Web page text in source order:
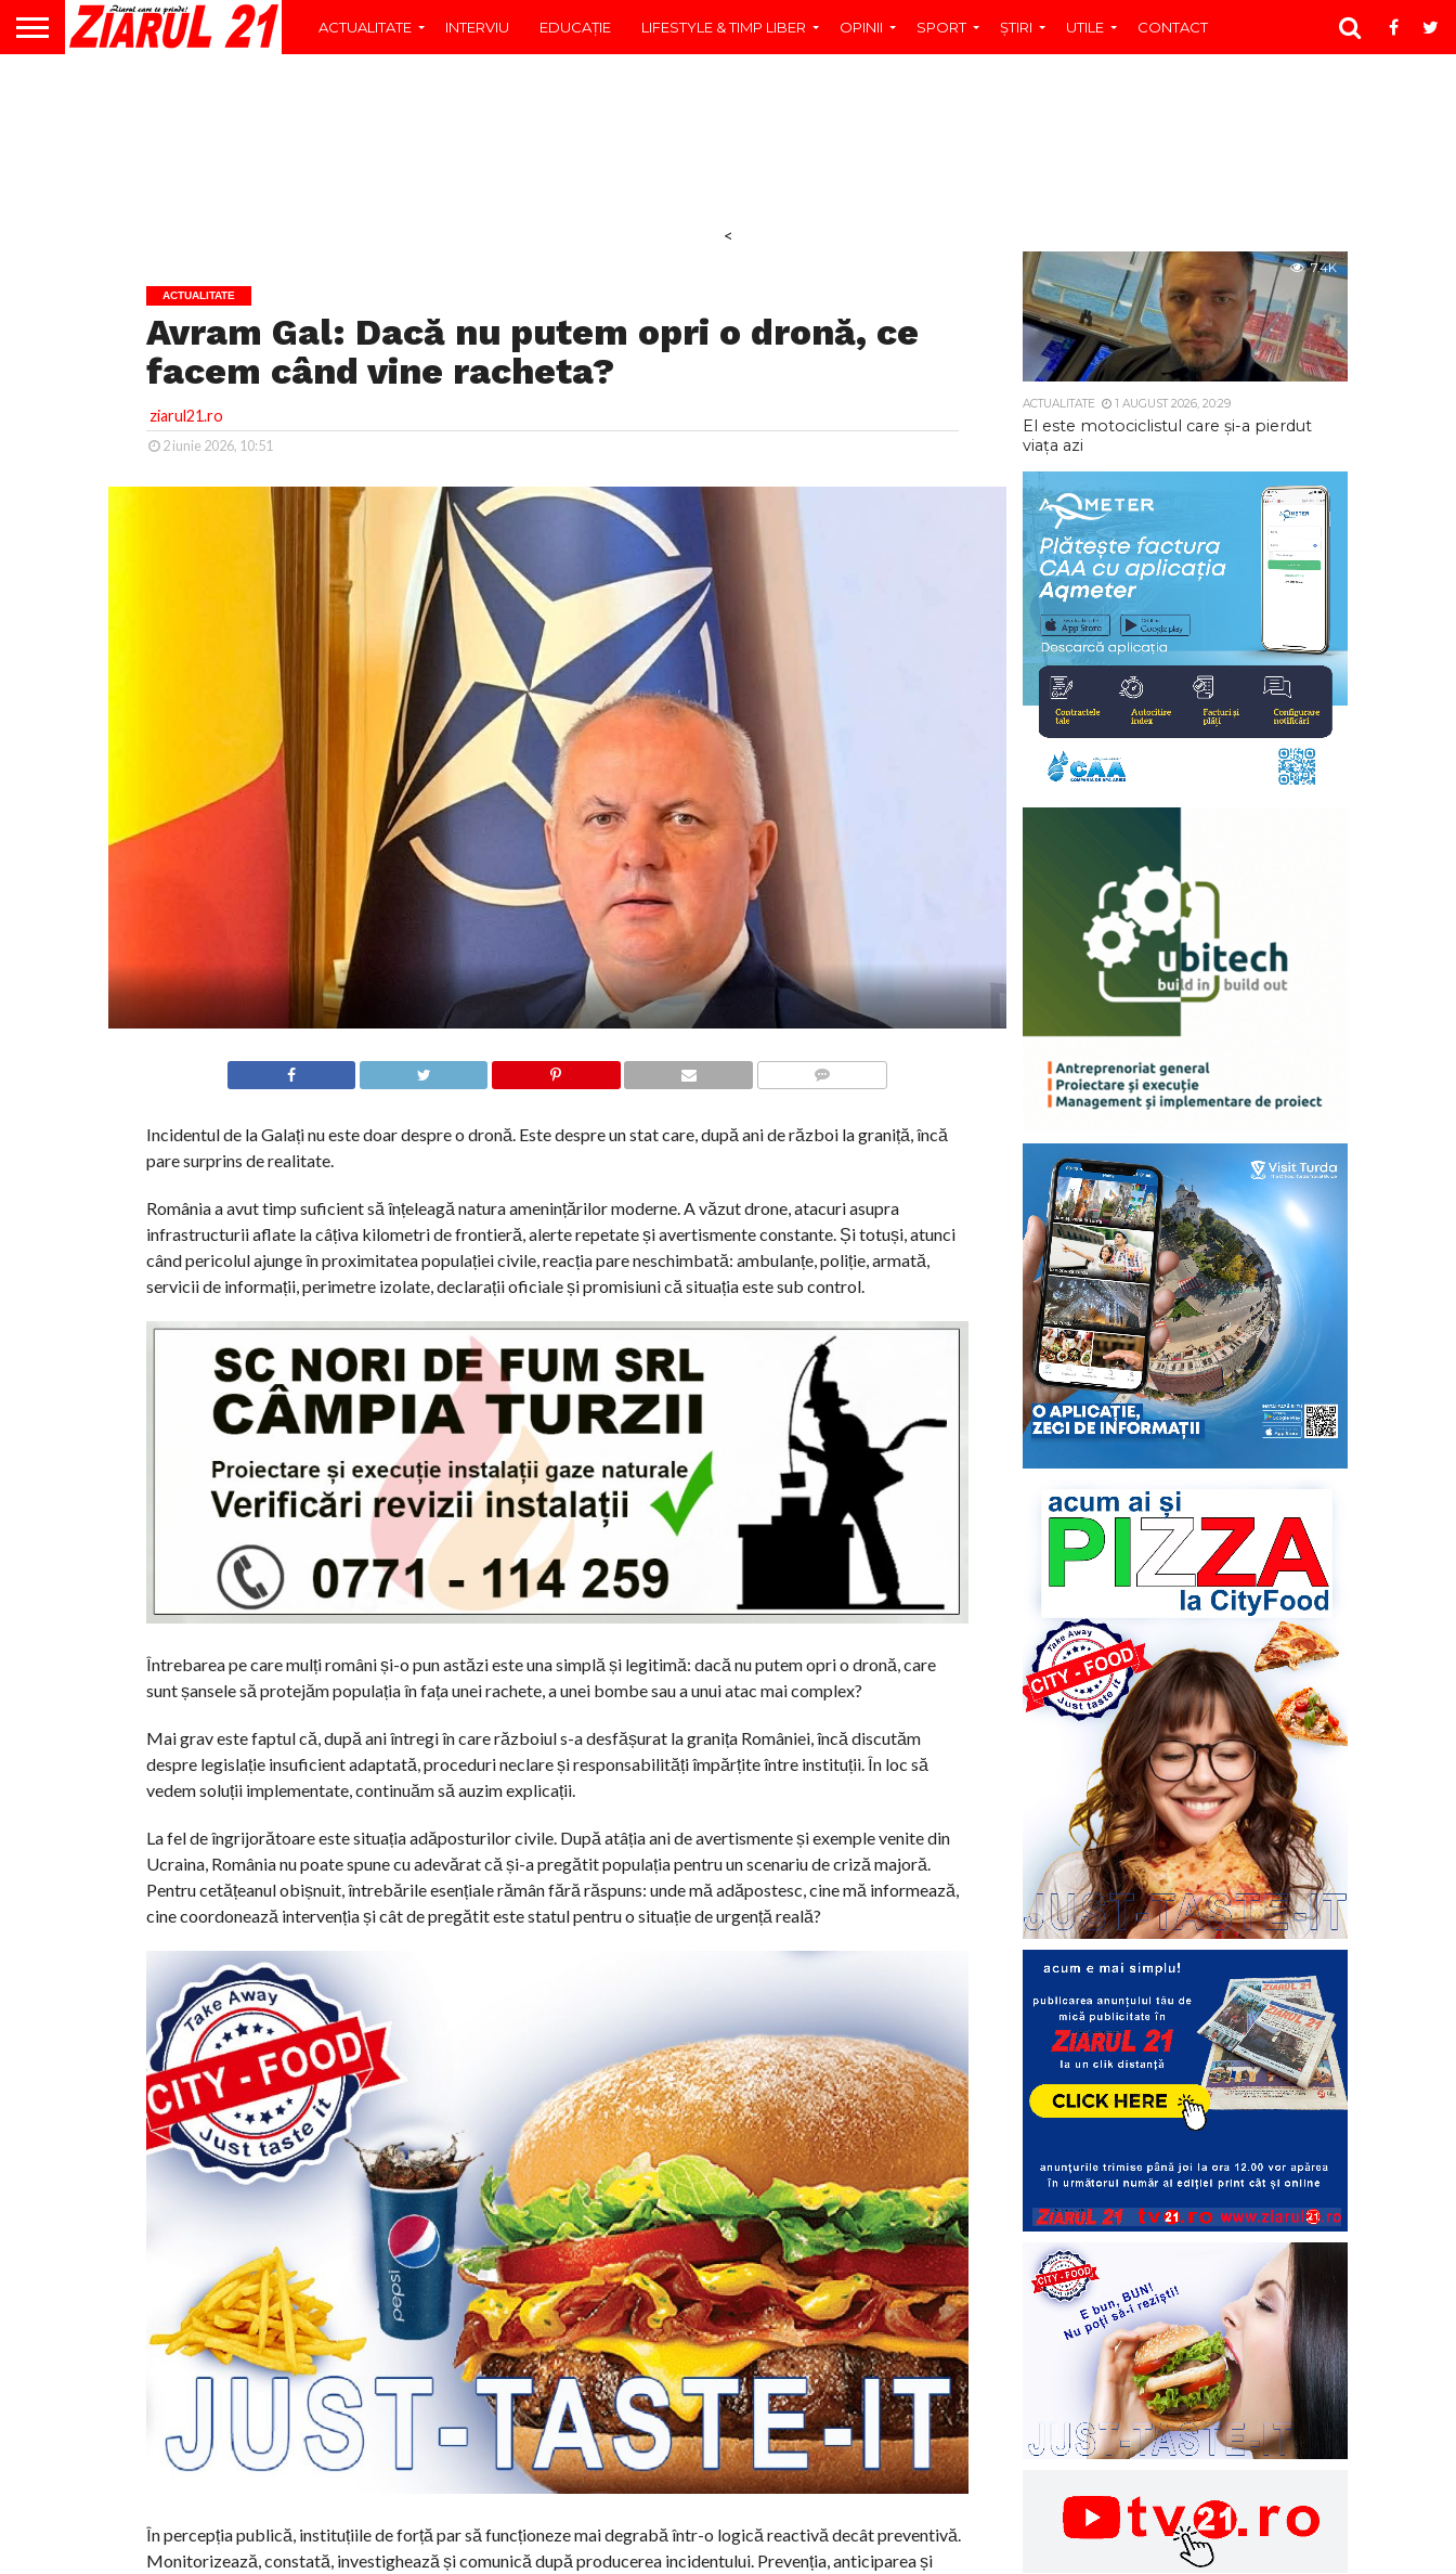
ACTUALITATE INTERVIU EDUCAŢIE LIFESTYLE & TIMP LIBER OPINII SPORT ŞTIRI UTILE CONTACT
<
ACTUALITATE
Avram Gal: Dacă nu putem opri o dronă, ce
facem când vine racheta?
ziarul21.ro
2 iunie 2026, 10:51
Incidentul de la Galați nu este doar despre o dronă. Este despre un stat care, după ani de război la graniță, încă
pare surprins de realitate.
România a avut timp suficient să înțeleagă natura amenințărilor moderne. A văzut drone, atacuri asupra
infrastructurii aflate la câțiva kilometri de frontieră, alerte repetate și avertismente constante. Și totuși, atunci
când pericolul ajunge în proximitatea populației civile, reacția pare neschimbată: ambulanțe, poliție, armată,
servicii de informații, perimetre izolate, declarații oficiale și promisiuni că situația este sub control.
Întrebarea pe care mulți români și-o pun astăzi este una simplă și legitimă: dacă nu putem opri o dronă, care
sunt șansele să protejăm populația în fața unei rachete, a unei bombe sau a unui atac mai complex?
Mai grav este faptul că, după ani întregi în care războiul s-a desfășurat la granița României, încă discutăm
despre legislație insuficient adaptată, proceduri neclare și responsabilități împărțite între instituții. În loc să
vedem soluții implementate, continuăm să auzim explicații.
La fel de îngrijorătoare este situația adăposturilor civile. După atâția ani de avertismente și exemple venite din
Ucraina, România nu poate spune cu adevărat că și-a pregătit populația pentru un scenariu de criză majoră.
Pentru cetățeanul obișnuit, întrebările esențiale rămân fără răspuns: unde mă adăpostesc, cine mă informează,
cine coordonează intervenția și cât de pregătit este statul pentru o situație de urgență reală?
În percepția publică, instituțiile de forță par să funcționeze mai degrabă într-o logică reactivă decât preventivă.
Monitorizează, constată, investighează și comunică după producerea incidentului. Prevenția, anticiparea și
7.4K
ACTUALITATE 1 AUGUST 2026, 20:29
El este motociclistul care și-a pierdut
viața azi